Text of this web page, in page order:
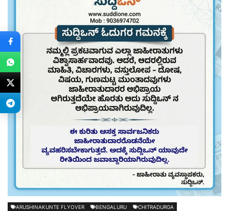
ARUSHINAKUNTE FLYOVER BENGALURU
CHITRADURGA